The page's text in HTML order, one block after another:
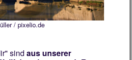
/ pixelio.de
sind aus unserer